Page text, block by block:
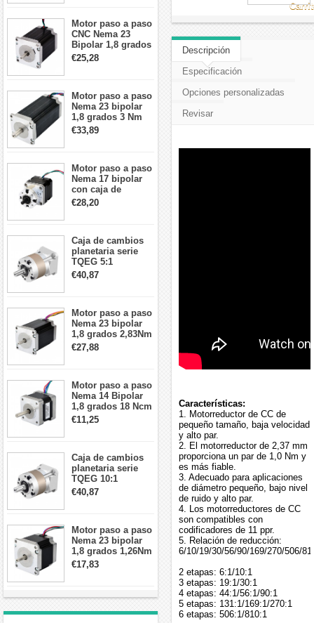
Motor paso a paso
CNC Nema 23
Bipolar 1,8 grados
1,9 Nm 3A 3,36 V
57x57x76mm 4
€25,28
Motor paso a paso
Nema 23 bipolar
1,8 grados 3 Nm
4,2A 57x57x114mm
motor paso a paso
€33,89
Motor paso a paso
Nema 17 bipolar
con caja de
cambios planetaria
5:1 longitud 33mm
Robot CNC DIY
€28,20
Caja de cambios
planetaria serie
TQEG 5:1
contragolpe 15
arcmin para motor
€40,87
Motor paso a paso
Nema 23 bipolar
1,8 grados 2,83Nm
4A 2,26 V
57x57x84mm 8
€27,88
Motor paso a paso
Nema 14 Bipolar
1,8 grados 18 Ncm
0,8 A 5,74 V 35 x
35 x 34 mm 4
€11,25
Caja de cambios
planetaria serie
TQEG 10:1
contragolpe 15
arcmin para motor
€40,87
Motor paso a paso
Nema 23 bipolar
1,8 grados 1,26Nm
2,8A 2,5V
57x57x56mm 4
€17,83
Descripción
Especificación
Opciones personalizadas
Revisar
Características:
1. Motorreductor de CC de
pequeño tamaño, baja velocidad
y alto par.
2. El motorreductor de 2,37 mm
proporciona un par de 1,0 Nm y
es más fiable.
3. Adecuado para aplicaciones
de diámetro pequeño, bajo nivel
de ruido y alto par.
4. Los motorreductores de CC
son compatibles con
codificadores de 11 ppr.
5. Relación de reducción:
6/10/19/30/56/90/169/270/506/
2 etapas: 6:1/10:1
3 etapas: 19:1/30:1
4 etapas: 44:1/56:1/90:1
5 etapas: 131:1/169:1/270:1
6 etapas: 506:1/810:1